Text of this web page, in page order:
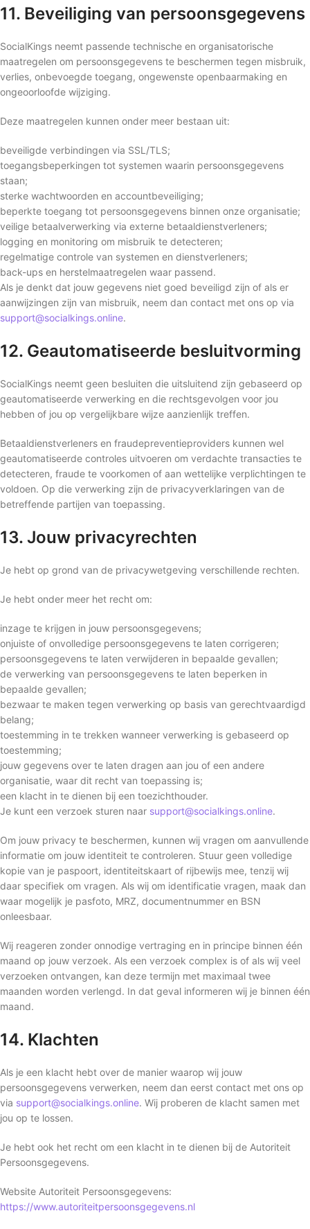
11. Beveiliging van persoonsgegevens
SocialKings neemt passende technische en organisatorische
maatregelen om persoonsgegevens te beschermen tegen misbruik,
verlies, onbevoegde toegang, ongewenste openbaarmaking en
ongeoorloofde wijziging.
Deze maatregelen kunnen onder meer bestaan uit:
beveiligde verbindingen via SSL/TLS;
toegangsbeperkingen tot systemen waarin persoonsgegevens
staan;
sterke wachtwoorden en accountbeveiliging;
beperkte toegang tot persoonsgegevens binnen onze organisatie;
veilige betaalverwerking via externe betaaldienstverleners;
logging en monitoring om misbruik te detecteren;
regelmatige controle van systemen en dienstverleners;
back-ups en herstelmaatregelen waar passend.
Als je denkt dat jouw gegevens niet goed beveiligd zijn of als er
aanwijzingen zijn van misbruik, neem dan contact met ons op via
support@socialkings.online.
12. Geautomatiseerde besluitvorming
SocialKings neemt geen besluiten die uitsluitend zijn gebaseerd op
geautomatiseerde verwerking en die rechtsgevolgen voor jou
hebben of jou op vergelijkbare wijze aanzienlijk treffen.
Betaaldienstverleners en fraudepreventieproviders kunnen wel
geautomatiseerde controles uitvoeren om verdachte transacties te
detecteren, fraude te voorkomen of aan wettelijke verplichtingen te
voldoen. Op die verwerking zijn de privacyverklaringen van de
betreffende partijen van toepassing.
13. Jouw privacyrechten
Je hebt op grond van de privacywetgeving verschillende rechten.
Je hebt onder meer het recht om:
inzage te krijgen in jouw persoonsgegevens;
onjuiste of onvolledige persoonsgegevens te laten corrigeren;
persoonsgegevens te laten verwijderen in bepaalde gevallen;
de verwerking van persoonsgegevens te laten beperken in
bepaalde gevallen;
bezwaar te maken tegen verwerking op basis van gerechtvaardigd
belang;
toestemming in te trekken wanneer verwerking is gebaseerd op
toestemming;
jouw gegevens over te laten dragen aan jou of een andere
organisatie, waar dit recht van toepassing is;
een klacht in te dienen bij een toezichthouder.
Je kunt een verzoek sturen naar support@socialkings.online.
Om jouw privacy te beschermen, kunnen wij vragen om aanvullende
informatie om jouw identiteit te controleren. Stuur geen volledige
kopie van je paspoort, identiteitskaart of rijbewijs mee, tenzij wij
daar specifiek om vragen. Als wij om identificatie vragen, maak dan
waar mogelijk je pasfoto, MRZ, documentnummer en BSN
onleesbaar.
Wij reageren zonder onnodige vertraging en in principe binnen één
maand op jouw verzoek. Als een verzoek complex is of als wij veel
verzoeken ontvangen, kan deze termijn met maximaal twee
maanden worden verlengd. In dat geval informeren wij je binnen één
maand.
14. Klachten
Als je een klacht hebt over de manier waarop wij jouw
persoonsgegevens verwerken, neem dan eerst contact met ons op
via support@socialkings.online. Wij proberen de klacht samen met
jou op te lossen.
Je hebt ook het recht om een klacht in te dienen bij de Autoriteit
Persoonsgegevens.
Website Autoriteit Persoonsgegevens:
https://www.autoriteitpersoonsgegevens.nl